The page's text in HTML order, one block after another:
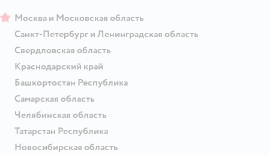
Москва и Московская область
Санкт-Петербург и Ленинградская область
Свердловская область
Краснодарский край
Башкортостан Республика
Самарская область
Челябинская область
Татарстан Республика
Новосибирская область